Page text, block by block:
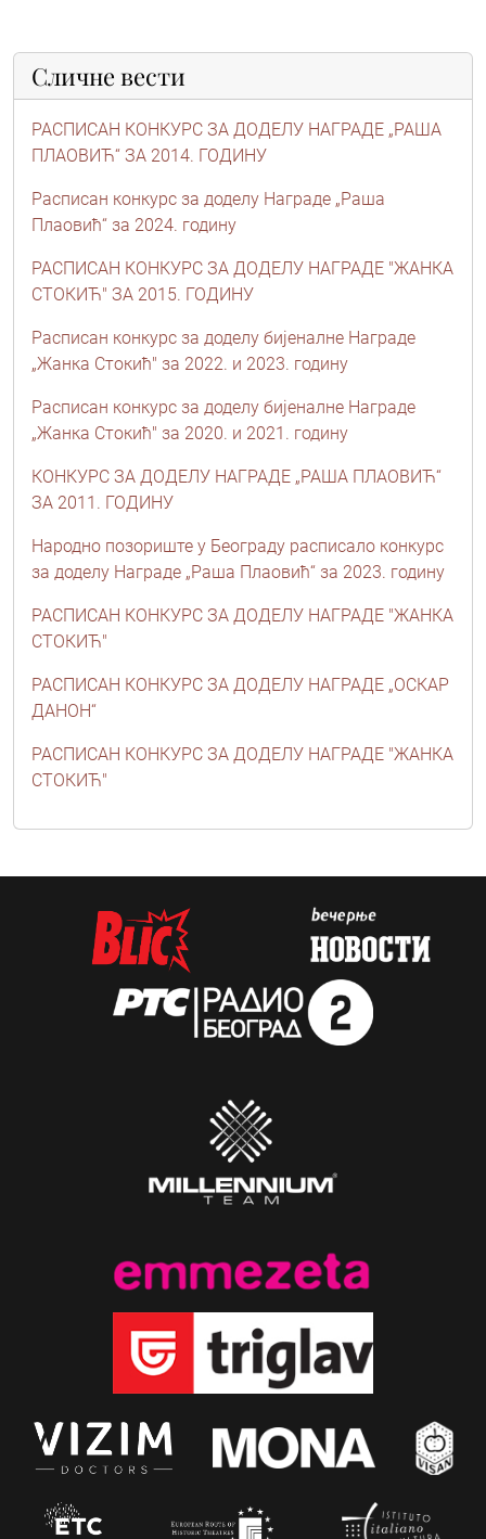
Сличне вести
РАСПИСАН КОНКУРС ЗА ДОДЕЛУ НАГРАДЕ „РАША
ПЛАОВИЋ“ ЗА 2014. ГОДИНУ
Расписан конкурс за доделу Награде „Раша
Плаовић“ за 2024. годину
РАСПИСАН КОНКУРС ЗА ДОДЕЛУ НАГРАДЕ "ЖАНКА
СТОКИЋ" ЗА 2015. ГОДИНУ
Расписан конкурс за доделу бијеналне Награде
„Жанка Стокић" за 2022. и 2023. годину
Расписан конкурс за доделу бијеналне Награде
„Жанка Стокић" за 2020. и 2021. годину
КОНКУРС ЗА ДОДЕЛУ НАГРАДЕ „РАША ПЛАОВИЋ“
ЗА 2011. ГОДИНУ
Народно позориште у Београду расписало конкурс
за доделу Награде „Раша Плаовић“ за 2023. годину
РАСПИСАН КОНКУРС ЗА ДОДЕЛУ НАГРАДЕ "ЖАНКА
СТОКИЋ"
РАСПИСАН КОНКУРС ЗА ДОДЕЛУ НАГРАДЕ „ОСКАР
ДАНОН“
РАСПИСАН КОНКУРС ЗА ДОДЕЛУ НАГРАДЕ "ЖАНКА
СТОКИЋ"